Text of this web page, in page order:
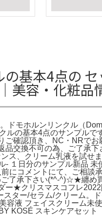
基本4点の
美容・化粧品
ドモホルンリンクル（
ルの基本4点のサンプル
確認頂き、NC・NRで
交換不可の為、ご了承
ス、クリーム乳液を試せ
- １日分のサンプル新品
にコメントにて、ご相談
めご了承下さい(*^-
ー★クリスマスコフレ
ター/セラム/クリーム
液 フェイスクリーム未
KOSÉ スキンケアセット